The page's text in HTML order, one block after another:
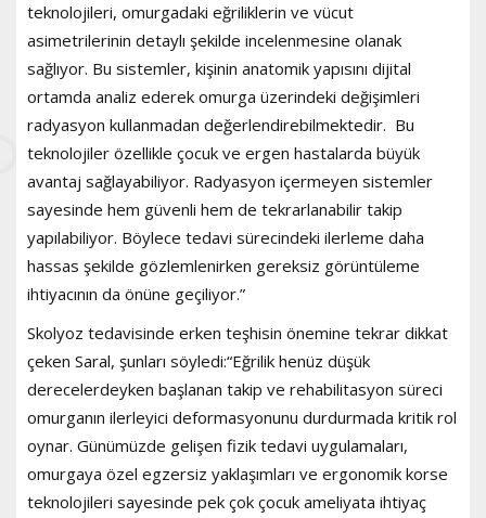
teknolojileri, omurgadaki eğriliklerin ve vücut
asimetrilerinin detaylı şekilde incelenmesine olanak
sağlıyor. Bu sistemler, kişinin anatomik yapısını dijital
ortamda analiz ederek omurga üzerindeki değişimleri
radyasyon kullanmadan değerlendirebilmektedir. Bu
teknolojiler özellikle çocuk ve ergen hastalarda büyük
avantaj sağlayabiliyor. Radyasyon içermeyen sistemler
sayesinde hem güvenli hem de tekrarlanabilir takip
yapılabiliyor. Böylece tedavi sürecindeki ilerleme daha
hassas şekilde gözlemlenirken gereksiz görüntüleme
ihtiyacının da önüne geçiliyor.”
Skolyoz tedavisinde erken teşhisin önemine tekrar dikkat
çeken Saral, şunları söyledi:“Eğrilik henüz düşük
derecelerdeyken başlanan takip ve rehabilitasyon süreci
omurganın ilerleyici deformasyonunu durdurmada kritik rol
oynar. Günümüzde gelişen fizik tedavi uygulamaları,
omurgaya özel egzersiz yaklaşımları ve ergonomik korse
teknolojileri sayesinde pek çok çocuk ameliyata ihtiyaç